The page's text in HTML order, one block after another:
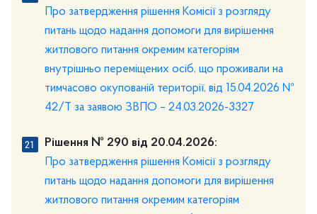
Про затвердження рішення Комісії з розгляду
питань щодо надання допомоги для вирішення
житлового питання окремим категоріям
внутрішньо переміщених осіб, що проживали на
тимчасово окупованій території, від 15.04.2026 №
42/Т за заявою ЗВПО – 24.03.2026-3327
Рішення № 290 від 20.04.2026:
Про затвердження рішення Комісії з розгляду
питань щодо надання допомоги для вирішення
житлового питання окремим категоріям